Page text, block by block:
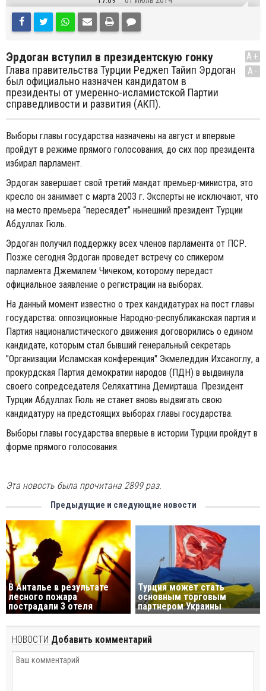
Эрдоган вступил в президентскую гонку
Глава правительства Турции Реджеп Тайип Эрдоган
был официально назначен кандидатом в
президенты от умеренно-исламистской Партии
справедливости и развития (АКП).
A+
A-
Выборы главы государства назначены на август и впервые
пройдут в режиме прямого голосования, до сих пор президента
избирал парламент.
Эрдоган завершает свой третий мандат премьер-министра, это
кресло он занимает с марта 2003 г. Эксперты не исключают, что
на место премьера “пересядет” нынешний президент Турции
Абдуллах Гюль.
Эрдоган получил поддержку всех членов парламента от ПСР.
Позже сегодня Эрдоган проведет встречу со спикером
парламента Джемилем Чичеком, которому передаст
официальное заявление о регистрации на выборах.
На данный момент известно о трех кандидатурах на пост главы
государства: оппозиционные Народно-республиканская партия и
Партия националистического движения договорились о едином
кандидате, которым стал бывший генеральный секретарь
"Организации Исламская конференция" Экмеледдин Ихсаноглу, а
прокурдская Партия демократии народов (ПДН) в выдвинула
своего сопредседателя Селяхаттина Демирташа. Президент
Турции Абдуллах Гюль не станет вновь выдвигать свою
кандидатуру на предстоящих выборах главы государства.
Выборы главы государства впервые в истории Турции пройдут в
форме прямого голосования.
Эта новость была прочитана 2899 раз.
Предыдущие и следующие новости
В Анталье в результате
лесного пожара
пострадали 3 отеля
Турция может стать
основным торговым
партнером Украины
НОВОСТИ Добавить комментарий